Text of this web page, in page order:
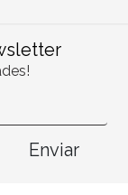
Enviar